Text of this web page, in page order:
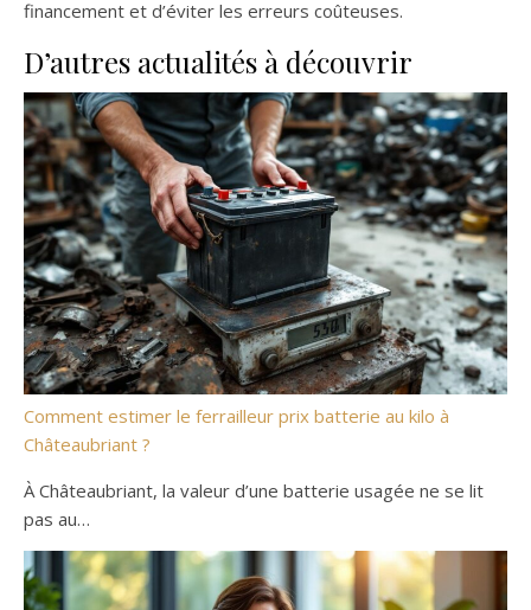
financement et d’éviter les erreurs coûteuses.
D’autres actualités à découvrir
Comment estimer le ferrailleur prix batterie au kilo à
Châteaubriant ?
À Châteaubriant, la valeur d’une batterie usagée ne se lit
pas au…